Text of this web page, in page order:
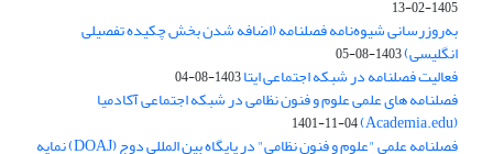
1405-02-13
به‌روزرسانی شیوه‌نامه فصلنامه (اضافه شدن بخش چکیده تفصیلی
انگلیسی)1403-08-05
فعالیت فصلنامه در شبکه اجتماعی ایتا1403-08-04
فصلنامه های علمی علوم و فنون نظامی در شبکه اجتماعی آکادمیا
(Academia.edu)
1401-11-04
فصلنامه علمی "علوم و فنون نظامی" در پایگاه بین المللی دوج (DOAJ) نمایه